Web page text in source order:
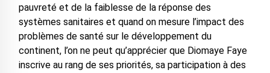
pauvreté et de la faiblesse de la réponse des
systèmes sanitaires et quand on mesure l’impact des
problèmes de santé sur le développement du
continent, l’on ne peut qu’apprécier que Diomaye Faye
inscrive au rang de ses priorités, sa participation à des